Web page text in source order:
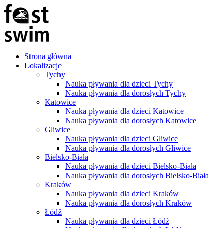
Strona główna
Lokalizacje
Tychy
Nauka pływania dla dzieci Tychy
Nauka pływania dla dorosłych Tychy
Katowice
Nauka pływania dla dzieci Katowice
Nauka pływania dla dorosłych Katowice
Gliwice
Nauka pływania dla dzieci Gliwice
Nauka pływania dla dorosłych Gliwice
Bielsko-Biała
Nauka pływania dla dzieci Bielsko-Biała
Nauka pływania dla dorosłych Bielsko-Biała
Kraków
Nauka pływania dla dzieci Kraków
Nauka pływania dla dorosłych Kraków
Łódź
Nauka pływania dla dzieci Łódź